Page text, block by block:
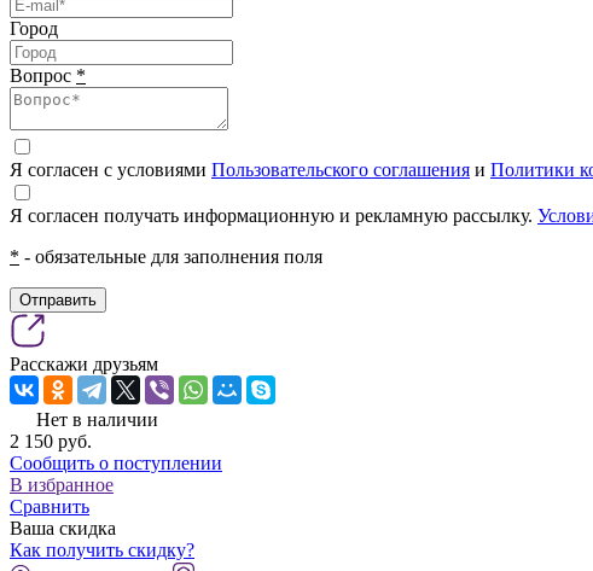
Город
Вопрос *
Я согласен с условиями Пользовательского соглашения и Политики
Я согласен получать информационную и рекламную рассылку.
* - обязательные для заполнения поля
Отправить
Расскажи друзьям
Нет в наличии
2 150 pуб.
Сообщить о поступлении
В избранное
Сравнить
Ваша скидка
Как получить скидку?